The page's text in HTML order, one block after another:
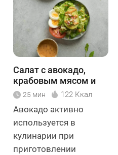
Салат с авокадо,
крабовым мясом и
орехами
25 мин 122 Ккал
Авокадо активно
используется в
кулинарии при
приготовлении